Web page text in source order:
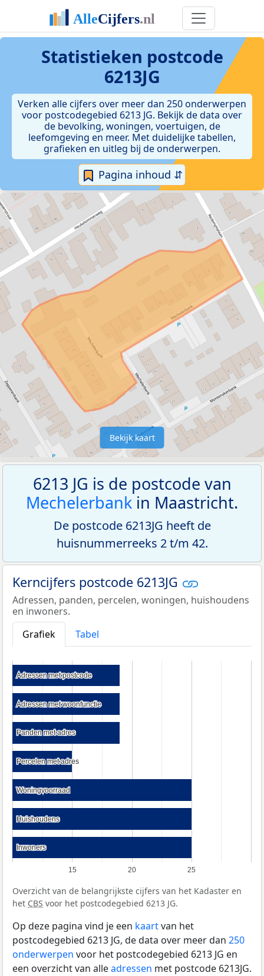
Statistieken postcode
6213JG
Verken alle cijfers over meer dan 250 onderwerpen
voor postcodegebied 6213 JG. Bekijk de data over
de bevolking, woningen, voertuigen, de
leefomgeving en meer. Met duidelijke tabellen,
grafieken en uitleg bij de onderwerpen.
Pagina inhoud ⇵
Bekijk kaart
6213 JG is de postcode van
Mechelerbank in Maastricht.
De postcode 6213JG heeft de
huisnummerreeks 2 t/m 42.
Kerncijfers postcode 6213JG
Adressen, panden, percelen, woningen, huishoudens
en inwoners.
Grafiek
Tabel
15 20 25
Adressen met postcode
Adressen met postcode
Adressen met woonfunctie
Adressen met woonfunctie
Panden met adres
Panden met adres
Percelen met adres
Percelen met adres
Woningvoorraad
Woningvoorraad
Huishoudens
Huishoudens
Inwoners
Inwoners
Overzicht van de belangrijkste cijfers van het Kadaster en
het CBS voor het postcodegebied 6213 JG.
Op deze pagina vind je een kaartvan het
postcodegebied 6213 JG, de data over meer dan 250
onderwerpen voor het postcodegebied 6213 JG en
een overzicht van alleadressen met postcode 6213JG.